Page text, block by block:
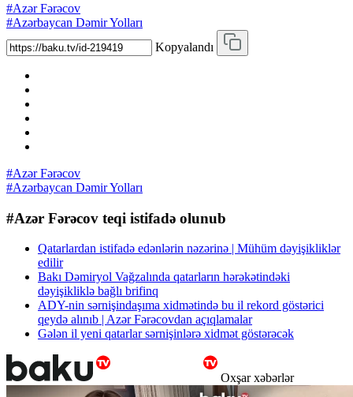
#Azər Fərəcov
#Azərbaycan Dəmir Yolları
Kopyalandı
#Azər Fərəcov
#Azərbaycan Dəmir Yolları
#Azər Fərəcov teqi istifadə olunub
Qatarlardan istifadə edənlərin nəzərinə | Mühüm dəyişikliklər
edilir
Bakı Dəmiryol Vağzalında qatarların hərəkətindəki
dəyişikliklə bağlı brifinq
ADY-nin sərnişindaşıma xidmətində bu il rekord göstərici
qeydə alınıb | Azər Fərəcovdan açıqlamalar
Gələn il yeni qatarlar sərnişinlərə xidmət göstərəcək
Oxşar xəbərlər